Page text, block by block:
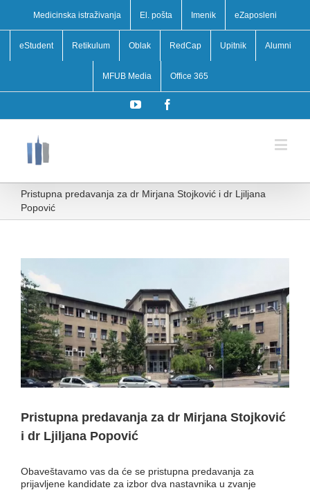
Medicinska istraživanja El. pošta Imenik eZaposleni
eStudent Retikulum Oblak RedCap Upitnik Alumni
MFUB Media Office 365
YouTube
Pristupna predavanja za dr Mirjana Stojković i dr Ljiljana
Popović
Larger
Image
Pristupna predavanja za dr Mirjana Stojković
i dr Ljiljana Popović
Obaveštavamo vas da će se pristupna predavanja za
prijavljene kandidate za izbor dva nastavnika u zvanje